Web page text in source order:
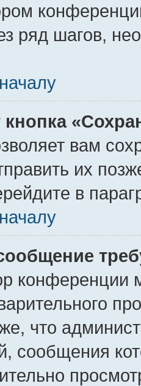
ряд шагов,
кнопка
вам
их
в
конференции
что
сообщения